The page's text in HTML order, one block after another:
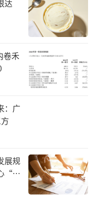
大会上，中国科学
程院院士杨广中分
达
卷禾
：广
展规
“痛